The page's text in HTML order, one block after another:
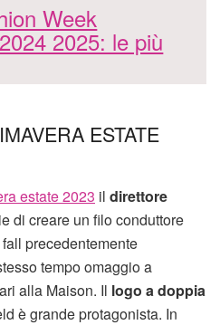
Week
2025: le più
ESTATE
estate 2023 il direttore
di creare un filo conduttore
precedentemente
tempo omaggio a
alla Maison. Il logo a doppia
è grande protagonista. In